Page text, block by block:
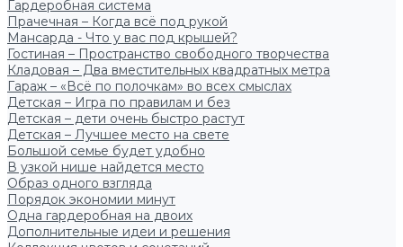
Гардеробная система
Прачечная – Когда всё под рукой
Мансарда - Что у вас под крышей?
Гостиная – Пространство свободного творчества
Кладовая – Два вместительных квадратных метра
Гараж – «Всё по полочкам» во всех смыслах
Детская – Игра по правилам и без
Детская – дети очень быстро растут
Детская – Лучшее место на свете
Большой семье будет удобно
В узкой нише найдется место
Образ одного взгляда
Порядок экономии минут
Одна гардеробная на двоих
Дополнительные идеи и решения